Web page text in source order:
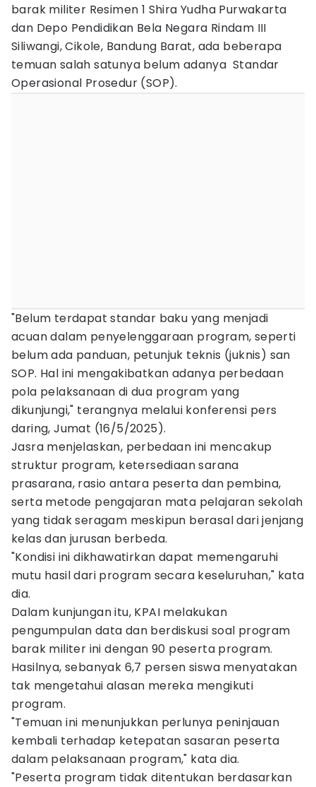
barak militer Resimen 1 Shira Yudha Purwakarta
dan Depo Pendidikan Bela Negara Rindam III
Siliwangi, Cikole, Bandung Barat, ada beberapa
temuan salah satunya belum adanya Standar
Operasional Prosedur (SOP).
"Belum terdapat standar baku yang menjadi
acuan dalam penyelenggaraan program, seperti
belum ada panduan, petunjuk teknis (juknis) san
SOP. Hal ini mengakibatkan adanya perbedaan
pola pelaksanaan di dua program yang
dikunjungi," terangnya melalui konferensi pers
daring, Jumat (16/5/2025).
Jasra menjelaskan, perbedaan ini mencakup
struktur program, ketersediaan sarana
prasarana, rasio antara peserta dan pembina,
serta metode pengajaran mata pelajaran sekolah
yang tidak seragam meskipun berasal dari jenjang
kelas dan jurusan berbeda.
"Kondisi ini dikhawatirkan dapat memengaruhi
mutu hasil dari program secara keseluruhan," kata
dia.
Dalam kunjungan itu, KPAI melakukan
pengumpulan data dan berdiskusi soal program
barak militer ini dengan 90 peserta program.
Hasilnya, sebanyak 6,7 persen siswa menyatakan
tak mengetahui alasan mereka mengikuti
program.
"Temuan ini menunjukkan perlunya peninjauan
kembali terhadap ketepatan sasaran peserta
dalam pelaksanaan program," kata dia.
"Peserta program tidak ditentukan berdasarkan